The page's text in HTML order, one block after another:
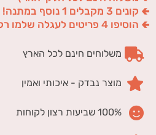
🢀 קונים 3 מקבלים 1 נוסף במתנה!
🢀 הוסיפו 4 פריטים לעגלה שלמו רק על 3
משלוחים חינם לכל הארץ
מוצר נבדק - איכותי ואמין
100% שביעות רצון לקוחות